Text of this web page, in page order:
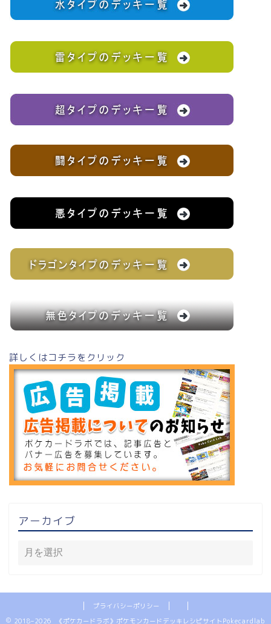
詳しくはコチラをクリック
アーカイブ
プライバシーポリシー
2018–2026 《ポケカードラボ》ポケモンカードデッキレシピサイトPokecardlab